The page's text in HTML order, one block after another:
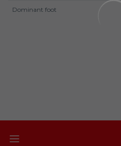
Dominant foot